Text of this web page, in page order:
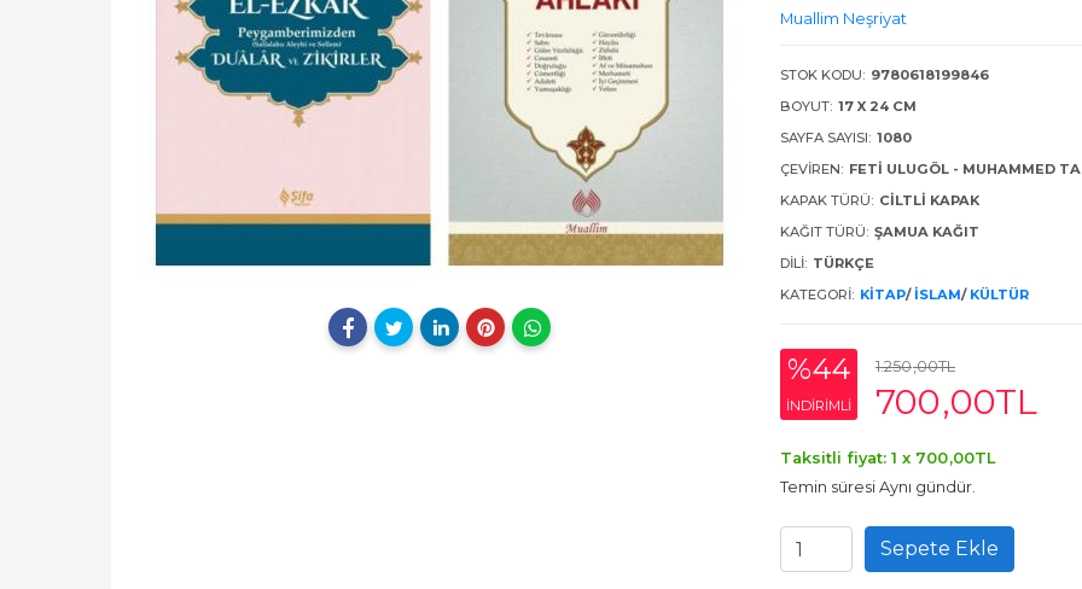
Muallim Neşriyat
STOK KODU: 9780618199846
BOYUT: 17 X 24 CM
SAYFA SAYISI: 1080
ÇEVIREN: FETI ULUGÖL - MUHAMMED
KAPAK TÜRÜ: CILTLI KAPAK
KAĞIT TÜRÜ: ŞAMUA KAĞIT
DILI: TÜRKÇE
KATEGORI: KITAP/ İSLAM/ KÜLTÜR
%44
INDIRIMLI
1.250,00TL
700,00TL
Taksitli fiyat: 1 x 700,00TL
Temin süresi Aynı gündür.
Sepete Ekle